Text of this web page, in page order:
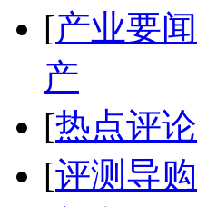
[产业要闻
产
[热点评论
[评测导购